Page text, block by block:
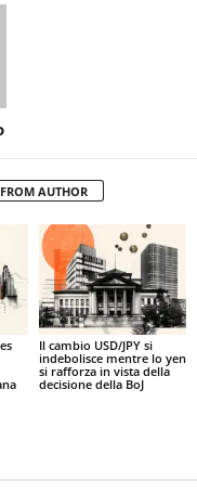
AUTHOR
Il cambio USD/JPY si
indebolisce mentre lo yen
si rafforza in vista della
decisione della BoJ